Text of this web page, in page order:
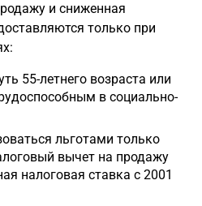
и сниженная
только при
55-летнего возраста или
в социально-
льготами только
вычет на продажу
налоговая ставка с 2001